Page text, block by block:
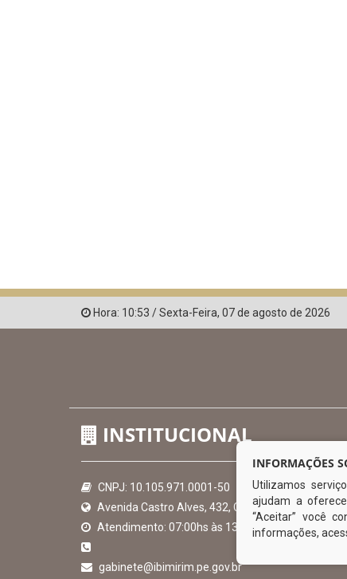
Hora: 10:53 /Sexta-Feira, 07 de agosto de 2026
INSTITUCIONAL
CNPJ: 10.105.971.0001-50
Avenida Castro Alves, 432, Centro - CEP: 56-580-
Atendimento: 07:00hs às 13:00hs
gabinete@ibimirim.pe.gov.br
INFORMAÇÕES
Utilizamos
ajudam a
“Aceitar” você
informações,